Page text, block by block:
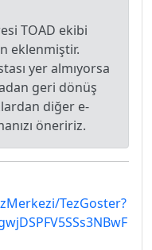
TOAD ekibi
eklenmiştir.
yer almıyorsa
geri dönüş
diğer e-
öneririz.
TezGoster?